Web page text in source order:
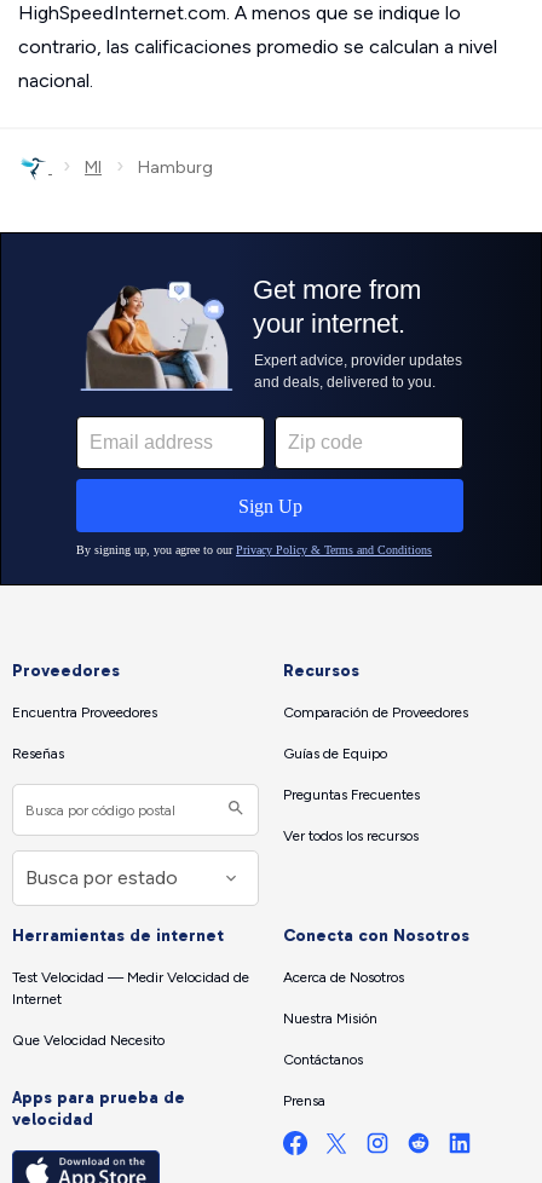
HighSpeedInternet.com. A menos que se indique lo
contrario, las calificaciones promedio se calculan a nivel
nacional.
› MI › Hamburg
Proveedores
Encuentra Proveedores
Reseñas
Recursos
Comparación de Proveedores
Guías de Equipo
Preguntas Frecuentes
Ver todos los recursos
Herramientas de internet
Test Velocidad — Medir Velocidad de
Internet
Que Velocidad Necesito
Apps para prueba de
velocidad
Conecta con Nosotros
Acerca de Nosotros
Nuestra Misión
Contáctanos
Prensa